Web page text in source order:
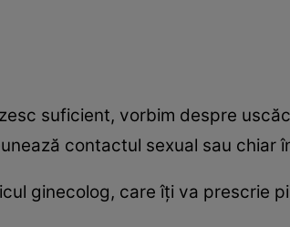
suficient, vorbim despre
contactul sexual sau chiar
ginecolog, care îţi va prescrie